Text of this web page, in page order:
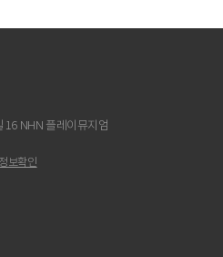
16 NHN 플레이뮤지엄
보확인